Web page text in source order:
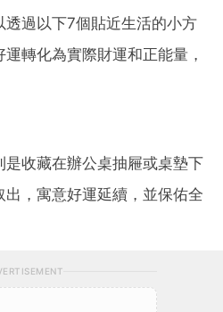
透過以下7個貼近生活的小方
轉化為實際財運和正能量，
收藏在辦公桌抽屜或桌墊下
，寓意好運延續，並保佑全